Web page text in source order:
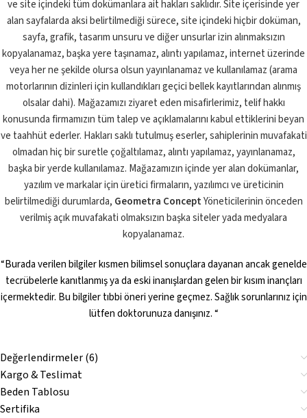
ve site içindeki tüm dokümanlara ait hakları saklıdır. Site içerisinde yer
alan sayfalarda aksi belirtilmediği sürece, site içindeki hiçbir doküman,
sayfa, grafik, tasarım unsuru ve diğer unsurlar izin alınmaksızın
kopyalanamaz, başka yere taşınamaz, alıntı yapılamaz, internet üzerinde
veya her ne şekilde olursa olsun yayınlanamaz ve kullanılamaz (arama
motorlarının dizinleri için kullandıkları geçici bellek kayıtlarından alınmış
olsalar dahi). Mağazamızı ziyaret eden misafirlerimiz, telif hakkı
konusunda firmamızın tüm talep ve açıklamalarını kabul ettiklerini beyan
ve taahhüt ederler. Hakları saklı tutulmuş eserler, sahiplerinin muvafakati
olmadan hiç bir suretle çoğaltılamaz, alıntı yapılamaz, yayınlanamaz,
başka bir yerde kullanılamaz. Mağazamızın içinde yer alan dokümanlar,
yazılım ve markalar için üretici firmaların, yazılımcı ve üreticinin
belirtilmediği durumlarda, Geometra ConceptYöneticilerinin önceden
verilmiş açık muvafakati olmaksızın başka siteler yada medyalara
kopyalanamaz.
“Burada verilen bilgiler kısmen bilimsel sonuçlara dayanan ancak genelde
tecrübelerle kanıtlanmış ya da eski inanışlardan gelen bir kısım inançları
içermektedir. Bu bilgiler tıbbi öneri yerine geçmez. Sağlık sorunlarınız için
lütfen doktorunuza danışınız. “
Değerlendirmeler (6)
Kargo & Teslimat
Beden Tablosu
Sertifika